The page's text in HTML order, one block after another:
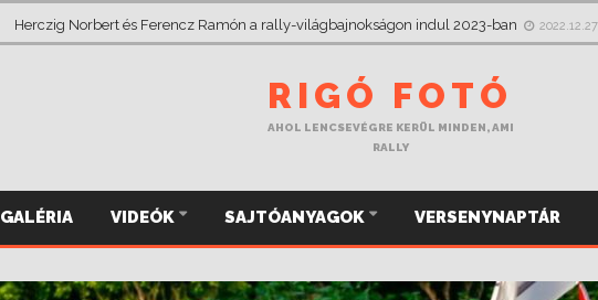
Vánsza Zsolt eddig csak jobbról figyelt, most a Mikulás Rallye-n megragadja a kormányt
RIGÓ FOTÓ
AHOL LENCSEVÉGRE KERÜL MINDEN, AMI
RALLY
GALÉRIA VIDEÓK SAJTÓANYAGOK VERSENYNAPTÁR